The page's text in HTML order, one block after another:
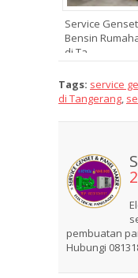
Service Genset
Bensin
di Ta...
Tags: service
di Tangerang,
2
pembuatan
Hubungi